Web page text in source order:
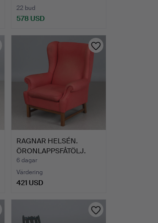
22 bud
578 USD
RAGNAR HELSÉN.
ÖRONLAPPSFÅTÖLJ.
Textilkläd…
6 dagar
Värdering
421 USD